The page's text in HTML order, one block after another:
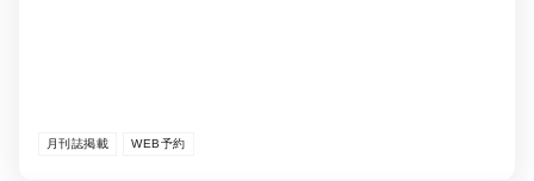
月刊誌掲載 WEB予約